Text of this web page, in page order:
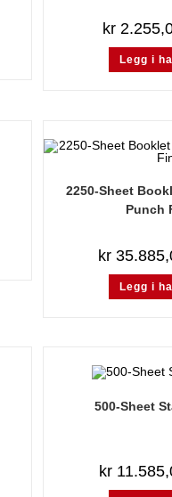
kr
Legg i
2250-Sheet
Punch
kr
Legg i
500-Sheet
kr